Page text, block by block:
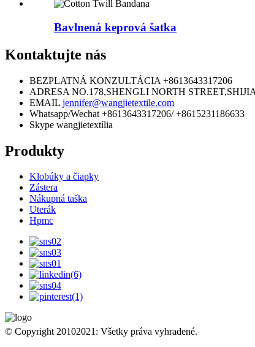
Bavlnená keprová šatka
Kontaktujte nás
BEZPLATNÁ KONZULTÁCIA +8613643317206
ADRESA NO.178,SHENGLI NORTH
EMAIL jennifer@wangjietextile.com
Whatsapp/Wechat +8613643317206/ +8615231186633
Skype wangjietextília
Produkty
Klobúky a čiapky
Zástera
Nákupná taška
Uterák
Hpmc
© Copyright 20102021: Všetky práva vyhradené.